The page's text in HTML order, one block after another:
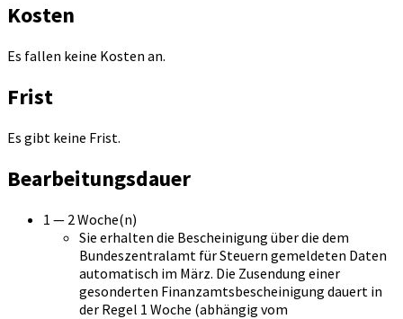
Kosten
Es fallen keine Kosten an.
Frist
Es gibt keine Frist.
Bearbeitungsdauer
1 — 2 Woche(n)
Sie erhalten die Bescheinigung über die dem
Bundeszentralamt für Steuern gemeldeten Daten
automatisch im März. Die Zusendung einer
gesonderten Finanzamtsbescheinigung dauert in
der Regel 1 Woche (abhängig vom